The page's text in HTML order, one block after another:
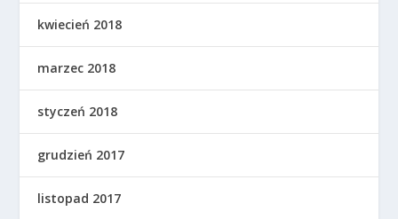
kwiecień 2018
marzec 2018
styczeń 2018
grudzień 2017
listopad 2017